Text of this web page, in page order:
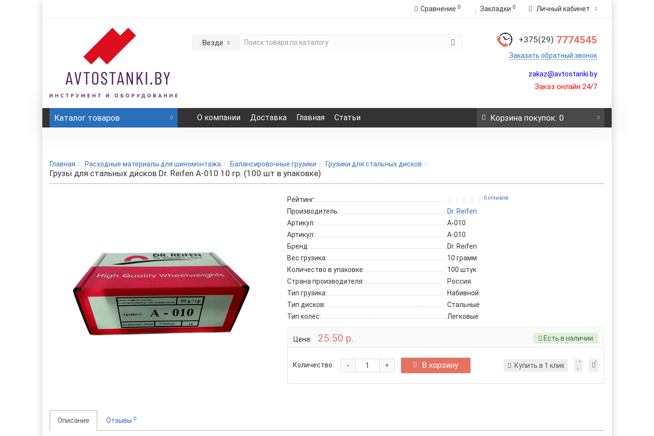
Сравнение 0 Закладки 0 Личный кабинет
Везде +375(29) 7774545
Заказать обратный звонок
zakaz@avtostanki.by
Заказ онлайн 24/7
Каталог товаров О компании Доставка Главная Статьи Корзинапокупок: 0
Главная Расходные материалы для шиномонтажа Балансировочные грузики Грузики для стальных дисков
Грузы для стальных дисков Dr. Reifen A-010 10 гр. (100 шт в упаковке)
Рейтинг: 0 отзывов
Производитель:
Dr. Reifen
Артикул:
A-010
Артикул:
A-010
Бренд:
Dr. Reifen
Вес грузика:
10 грамм
Количество в упаковке:
100 штук
Страна производителя:
Россия
Тип грузика:
Набивной
Тип дисков:
Стальные
Тип колёс:
Легковые
Цена: 25.50 р. Есть в наличии
Количество: +
- В корзину Купить в 1 клик
Описание Отзывы 0